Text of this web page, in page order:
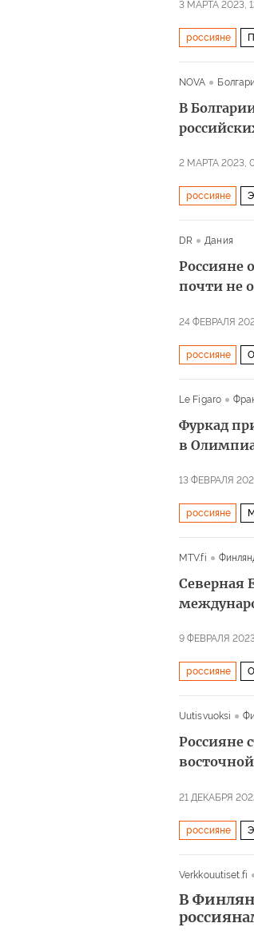
3 МАРТА 2023,
россияне
NOVA
В
2 МАРТА 2023,
россияне
DR Дания
Россияне
почти не
24 ФЕВРАЛЯ
россияне
Le Figaro
Фуркад
в
13 ФЕВРАЛЯ
россияне
MTV.fi
Северная
9 ФЕВРАЛЯ
россияне
Uutisvuoksi
Россияне
21 ДЕКАБРЯ
россияне
Verkkouutiset.fi
В